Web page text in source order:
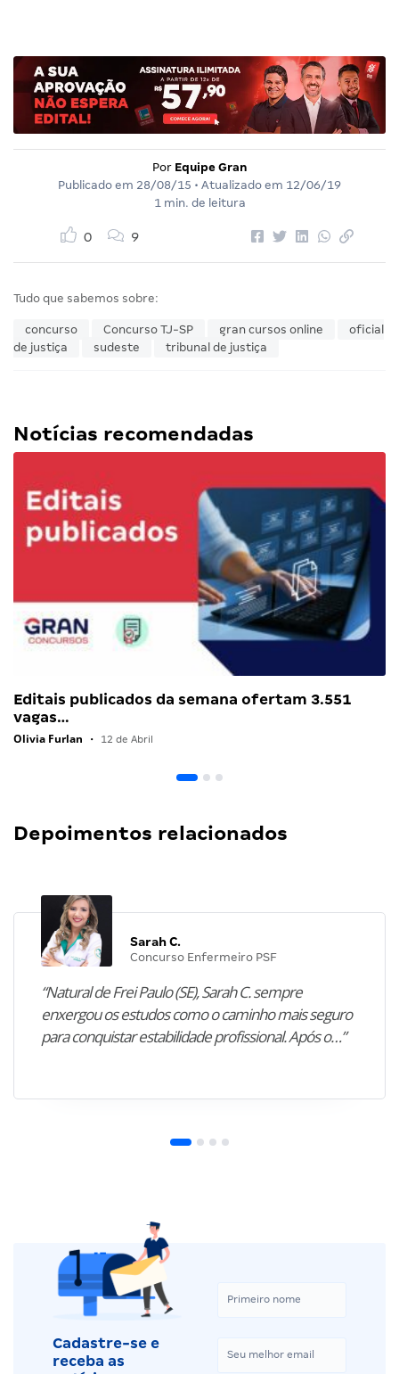
Por Equipe Gran
Publicado em 28/08/15 • Atualizado em 12/06/19
1 min. de leitura
0 9
Tudo que sabemos sobre:
concurso Concurso TJ-SP gran cursos online
oficial
de justiça
sudeste tribunal de justiça
Notícias recomendadas
Editais publicados da semana ofertam 3.551
vagas…
Olivia Furlan • 12 de Abril
Depoimentos relacionados
Sarah C.
Concurso Enfermeiro PSF
“Natural de Frei Paulo (SE), Sarah C. sempre
enxergou os estudos como o caminho mais seguro
para conquistar estabilidade profissional. Após o…”
Cadastre-se e
receba as